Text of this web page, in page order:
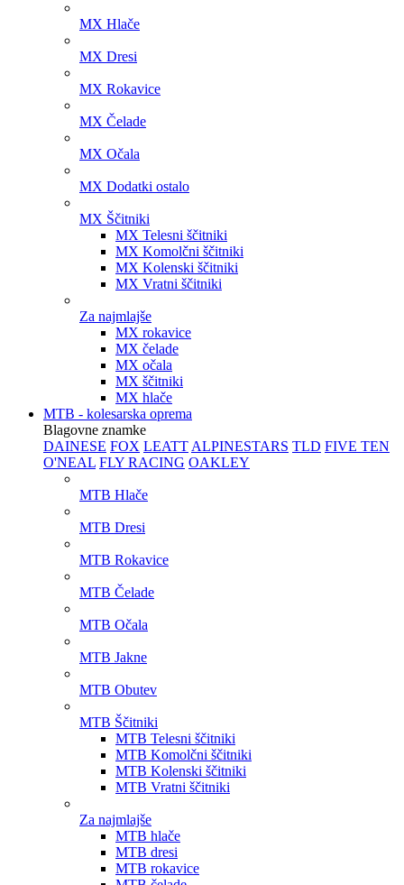
MX Hlače
MX Dresi
MX Rokavice
MX Čelade
MX Očala
MX Dodatki ostalo
MX Ščitniki
MX Telesni ščitniki
MX Komolčni ščitniki
MX Kolenski ščitniki
MX Vratni ščitniki
Za najmlajše
MX rokavice
MX čelade
MX očala
MX ščitniki
MX hlače
MTB - kolesarska oprema
Blagovne znamke
DAINESE FOX LEATT ALPINESTARS TLD FIVE TEN
O'NEAL FLY RACING OAKLEY
MTB Hlače
MTB Dresi
MTB Rokavice
MTB Čelade
MTB Očala
MTB Jakne
MTB Obutev
MTB Ščitniki
MTB Telesni ščitniki
MTB Komolčni ščitniki
MTB Kolenski ščitniki
MTB Vratni ščitniki
Za najmlajše
MTB hlače
MTB dresi
MTB rokavice